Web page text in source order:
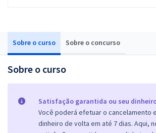
Sobre o curso Sobre o concurso
Sobre o curso
Satisfação garantida ou seu
Você poderá efetuar o cancelamento
dinheiro de volta em até 7 dias. Aqui,